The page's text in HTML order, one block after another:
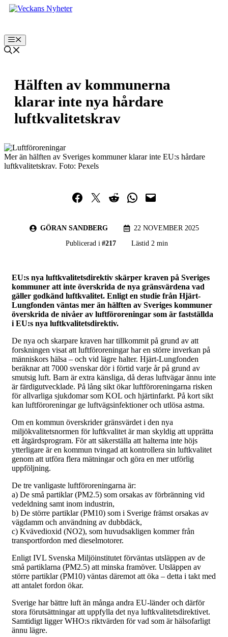
Hoppa
Meny
Hälften av kommunerna
klarar inte nya hårdare
luftkvalitetskrav
Mer än hälften av Sveriges kommuner klarar inte EU:s hårdare
luftkvalitetskrav. Foto: Pexels
Dela på Facebook
Dela på TwitterDela på RedditDela i WhatsApp
Maila en länk
GÖRAN SANDBERG
22 NOVEMBER 2025
Publicerad i #217 Lästid 2 min
EU:s nya luftkvalitetsdirektiv skärper kraven på Sveriges
kommuner att inte överskrida de nya gränsvärdena vad
gäller godkänd luftkvalitet. Enligt en studie från Hjärt-
Lungfonden väntas mer än hälften av Sveriges kommuner
överskrida de nivåer av luftföroreningar som är fastställda
i EU:s nya luftkvalitetsdirektiv.
De nya och skarpare kraven har tillkommit på grund av att
forskningen visat att luftföroreningar har en större inverkan på
människors hälsa – och vid lägre halter. Hjärt-Lungfonden
beräknar att 7000 svenskar dör i förtid varje år på grund av
smutsig luft. Barn är extra känsliga, då deras luftvägar ännu inte
är färdigutvecklade. På lång sikt ökar luftföroreningarna risken
för allvarliga sjukdomar som KOL och hjärtinfarkt. På kort sikt
kan luftföroreningar ge luftvägsinfektioner och utlösa astma.
Om en kommun överskrider gränsvärdet i den nya
miljökvalitetsnormen för luftkvalitet är man skyldig att upprätta
ett åtgärdsprogram. För att säkerställa att halterna inte höjs
ytterligare är en kommun tvingad att kontrollera sin luftkvalitet
genom att utföra flera mätningar och göra en mer utförlig
uppföljning.
De tre vanligaste luftföroreningarna är:
a) De små partiklar (PM2.5) som orsakas av förbränning vid
vedeldning samt inom industrin,
b) De större partiklar (PM10) som i Sverige främst orsakas av
vägdamm och användning av dubbdäck,
c) Kvävedioxid (NO2), som huvudsakligen kommer från
transportfordon med dieselmotorer.
Enligt IVL Svenska Miljöinstitutet förväntas utsläppen av de
små partiklarna (PM2.5) att minska framöver. Utsläppen av
större partiklar (PM10) väntas däremot att öka – detta i takt med
att antalet fordon ökar.
Sverige har bättre luft än många andra EU-länder och därför
stora förutsättningar att uppfylla det nya luftkvalitetsdirektivet.
Samtidigt ligger WHO:s riktvärden för vad som är hälsofarligt
ännu lägre.